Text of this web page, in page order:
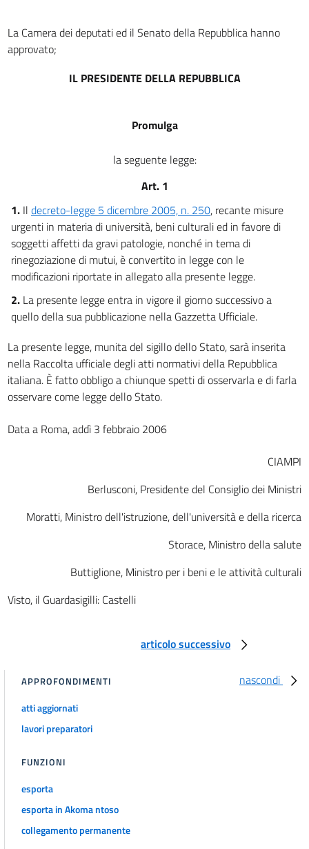
La Camera dei deputati ed il Senato della Repubblica hanno
approvato;
IL PRESIDENTE DELLA REPUBBLICA
Promulga
la seguente legge:
Art. 1
1. Il decreto-legge 5 dicembre 2005, n. 250, recante misure
urgenti in materia di università, beni culturali ed in favore di
soggetti affetti da gravi patologie, nonché in tema di
rinegoziazione di mutui, è convertito in legge con le
modificazioni riportate in allegato alla presente legge.
2. La presente legge entra in vigore il giorno successivo a
quello della sua pubblicazione nella Gazzetta Ufficiale.
La presente legge, munita del sigillo dello Stato, sarà inserita
nella Raccolta ufficiale degli atti normativi della Repubblica
italiana. È fatto obbligo a chiunque spetti di osservarla e di farla
osservare come legge dello Stato.
Data a Roma, addì 3 febbraio 2006
CIAMPI
Berlusconi, Presidente del Consiglio dei Ministri
Moratti, Ministro dell'istruzione, dell'università e della ricerca
Storace, Ministro della salute
Buttiglione, Ministro per i beni e le attività culturali
Visto, il Guardasigilli: Castelli
articolo successivo
nascondi
APPROFONDIMENTI
atti aggiornati
lavori preparatori
FUNZIONI
esporta
esporta in Akoma ntoso
collegamento permanente